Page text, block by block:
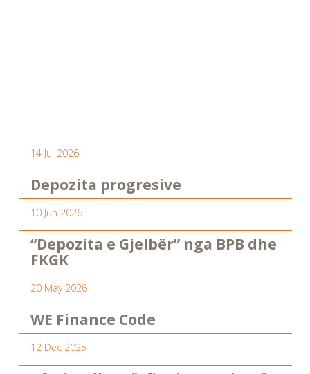
14 Jul 2026
Depozita progresive
10 Jun 2026
“Depozita e Gjelbër” nga BPB dhe
FKGK
20 May 2026
WE Finance Code
12 Dec 2025